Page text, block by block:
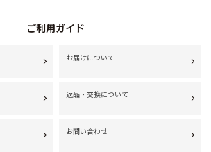
ご利用ガイド
お届けについて
返品・交換について
お問い合わせ